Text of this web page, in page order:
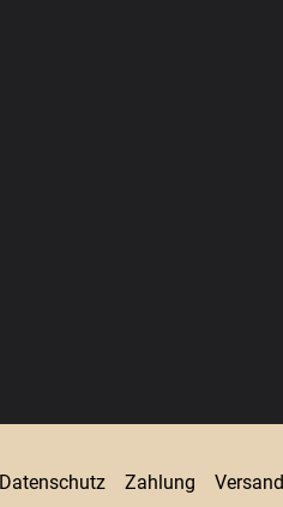
Datenschutz Zahlung Versand